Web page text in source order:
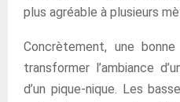
plus agréable à plusieurs
Concrètement, une
transformer l’ambiance
d’un pique-nique. Les